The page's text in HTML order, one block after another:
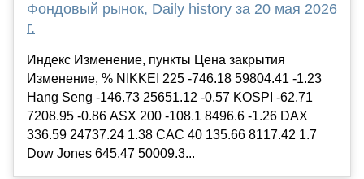
Фондовый рынок, Daily history за 20 мая 2026
г.
Индекс Изменение, пункты Цена закрытия
Изменение, % NIKKEI 225 -746.18 59804.41 -1.23
Hang Seng -146.73 25651.12 -0.57 KOSPI -62.71
7208.95 -0.86 ASX 200 -108.1 8496.6 -1.26 DAX
336.59 24737.24 1.38 CAC 40 135.66 8117.42 1.7
Dow Jones 645.47 50009.3...